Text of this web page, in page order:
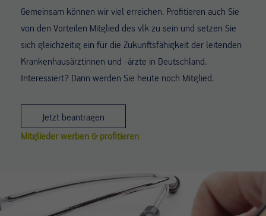
Gemeinsam können wir viel erreichen. Profitieren auch Sie
von den Vorteilen Mitglied des vlk zu sein und setzen Sie
sich gleichzeitig ein für die Zukunftsfähigkeit der leitenden
Krankenhausärztinnen und -ärzte in Deutschland.
Interessiert? Dann werden Sie heute noch Mitglied.
Jetzt beantragen
Mitglieder werben & profitieren